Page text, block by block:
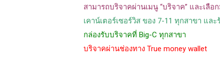
สามารถบริจาคผ่านเมนู “บริจาค” และเลื
เคาน์เตอร์เซอร์วิส ของ 7-11 ทุกสาขา แ
กล่องรับบริจาคที่ Big-C ทุกสาขา
บริจาคผ่านช่องทาง True money wallet